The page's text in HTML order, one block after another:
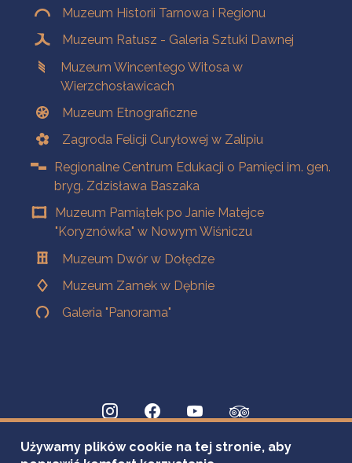
Muzeum Historii Tarnowa i Regionu
Muzeum Ratusz - Galeria Sztuki Dawnej
Muzeum Wincentego Witosa w
Wierzchosławicach
Muzeum Etnograficzne
Zagroda Felicji Curyłowej w Zalipiu
Regionalne Centrum Edukacji o Pamięci im. gen.
bryg. Zdzisława Baszaka
Muzeum Pamiątek po Janie Matejce
"Koryznówka" w Nowym Wiśniczu
Muzeum Dwór w Dołędze
Muzeum Zamek w Dębnie
Galeria "Panorama"
Używamy plików cookie na tej stronie, aby